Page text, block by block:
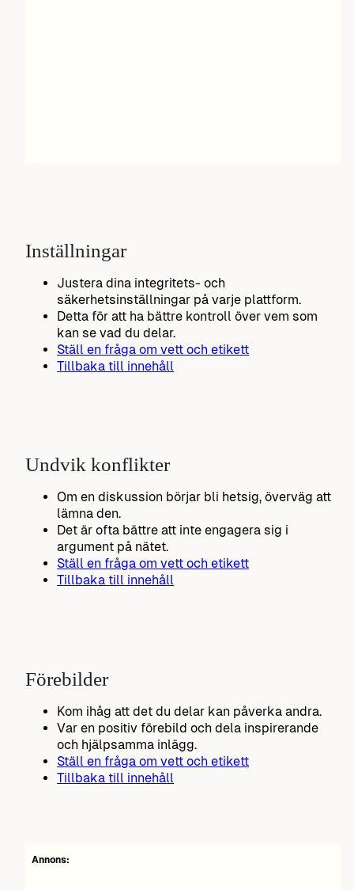
Inställningar
Justera dina integritets- och
säkerhetsinställningar på varje plattform.
Detta för att ha bättre kontroll över vem som
kan se vad du delar.
Ställ en fråga om vett och etikett
Tillbaka till innehåll
Undvik konflikter
Om en diskussion börjar bli hetsig, överväg att
lämna den.
Det är ofta bättre att inte engagera sig i
argument på nätet.
Ställ en fråga om vett och etikett
Tillbaka till innehåll
Förebilder
Kom ihåg att det du delar kan påverka andra.
Var en positiv förebild och dela inspirerande
och hjälpsamma inlägg.
Ställ en fråga om vett och etikett
Tillbaka till innehåll
Annons: